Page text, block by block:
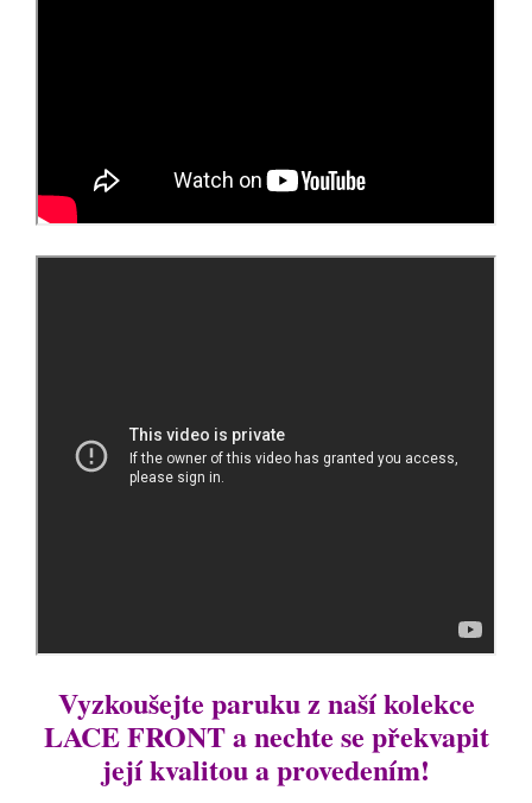
Vyzkoušejte paruku z naší kolekce
LACE FRONT a nechte se překvapit
její kvalitou a provedením!